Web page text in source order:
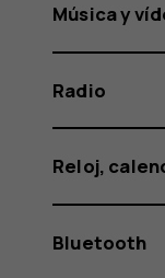
Música y
Radio
Reloj,
Bluetooth